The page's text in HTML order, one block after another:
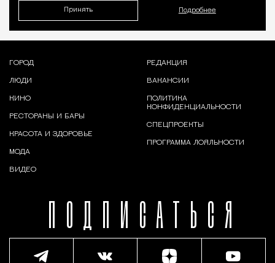
Принять Подробнее
ПОДПИСАТЬСЯ
ГОРОД
ЛЮДИ
КИНО
РЕСТОРАНЫ И БАРЫ
КРАСОТА И ЗДОРОВЬЕ
МОДА
ВИДЕО
РЕДАКЦИЯ
ВАКАНСИИ
ПОЛИТИКА
КОНФИДЕНЦИАЛЬНОСТИ
СПЕЦПРОЕКТЫ
ПРОГРАММА ЛОЯЛЬНОСТИ